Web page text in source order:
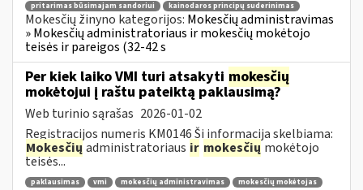
pritarimas būsimajam sandoriui
kainodaros principų suderinimas
Mokesčių žinyno kategorijos: Mokesčių administravimas
» Mokesčių administratoriaus ir mokesčių mokėtojo
teisės ir pareigos (32-42 s
Per kiek laiko VMI turi atsakyti mokesčių
mokėtojui į raštu pateiktą paklausimą?
Web turinio sąrašas 2026-01-02
Registracijos numeris KM0146 Ši informacija skelbiama:
Mokesčių administratoriaus ir mokesčių mokėtojo
teisės...
paklausimas vmi mokesčių administravimas
mokesčių mokėtojas